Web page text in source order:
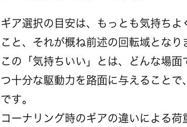
ギア選択の目安は、もっとも気持ち
こと、それが概ね前述の回転域となり
この「気持ちいい」とは、どんな場
つ十分な駆動力を路面に与えること
です。
コーナリング時のギアの違いによる